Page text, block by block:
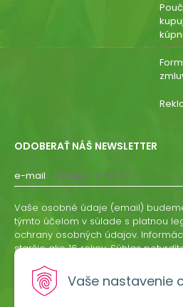
Vaše nastavenie
ODOBERAŤ NÁŠ NEWSLETTER
e-mail
Vaše osobné údaje (email)
týmto účelom v súlade s platnou
ochrany osobných údajov.
staršie ako 16 rokov. Súhlas
odvolať písomne, emailom alebo
ktoréhokoľvek informačného emailu.